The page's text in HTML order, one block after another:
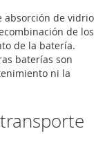
absorción de vidrio
de los
de la batería.
baterías son
ni la